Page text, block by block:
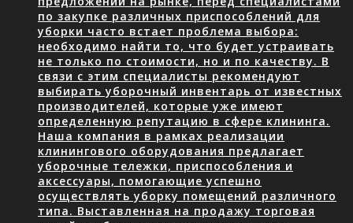
по закупке различных приспособлений для
уборки часто встает проблема выбора:
необходимо найти то, что будет устраивать
не только по стоимости, но и по качеству. В
связи с этим специалисты рекомендуют
выбирать уборочный инвентарь от известных
производителей, которые уже имеют
определенную репутацию в сфере клининга.
Наша компания в рамках реализации
клинингового оборудования предлагает
уборочные тележки, приспособления и
аксессуары, помогающие успешно
осуществлять уборку помещений различного
типа. Выставленная на продажу торговая